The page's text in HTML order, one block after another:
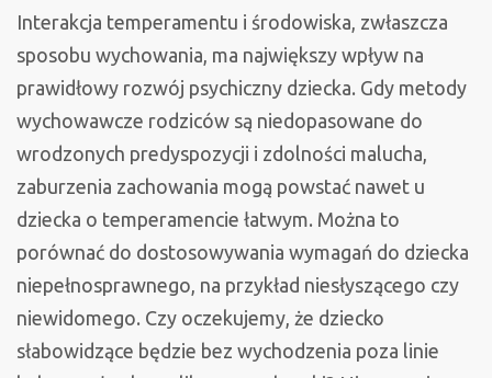
Interakcja temperamentu i środowiska, zwłaszcza
sposobu wychowania, ma największy wpływ na
prawidłowy rozwój psychiczny dziecka. Gdy metody
wychowawcze rodziców są niedopasowane do
wrodzonych predyspozycji i zdolności malucha,
zaburzenia zachowania mogą powstać nawet u
dziecka o temperamencie łatwym. Można to
porównać do dostosowywania wymagań do dziecka
niepełnosprawnego, na przykład niesłyszącego czy
niewidomego. Czy oczekujemy, że dziecko
słabowidzące będzie bez wychodzenia poza linie